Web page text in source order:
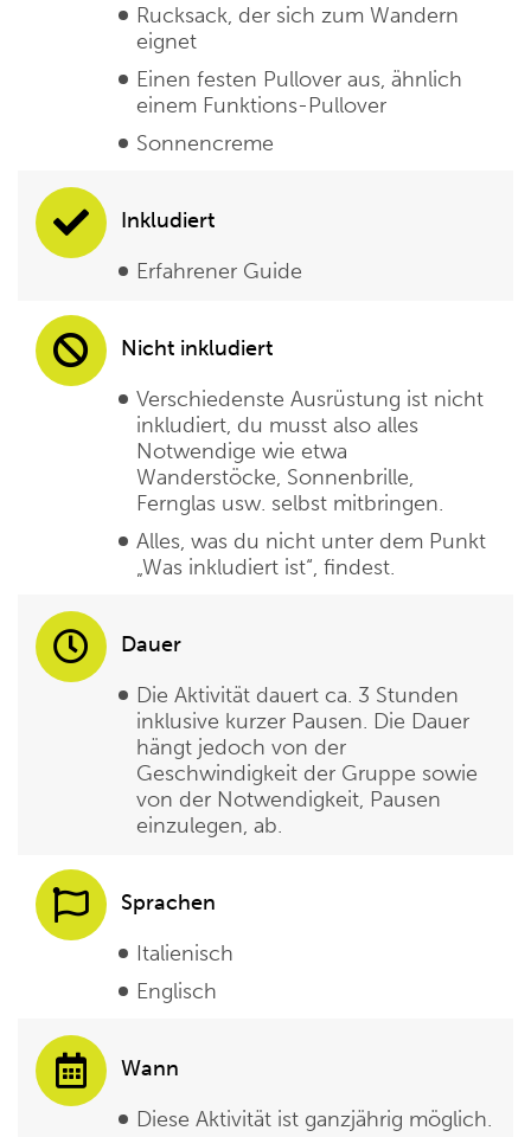
Rucksack, der sich zum Wandern
eignet
Einen festen Pullover aus, ähnlich
einem Funktions-Pullover
Sonnencreme
Inkludiert
Erfahrener Guide
Nicht inkludiert
Verschiedenste Ausrüstung ist nicht
inkludiert, du musst also alles
Notwendige wie etwa
Wanderstöcke, Sonnenbrille,
Fernglas usw. selbst mitbringen.
Alles, was du nicht unter dem Punkt
„Was inkludiert ist“, findest.
Dauer
Die Aktivität dauert ca. 3 Stunden
inklusive kurzer Pausen. Die Dauer
hängt jedoch von der
Geschwindigkeit der Gruppe sowie
von der Notwendigkeit, Pausen
einzulegen, ab.
Sprachen
Italienisch
Englisch
Wann
Diese Aktivität ist ganzjährig möglich.